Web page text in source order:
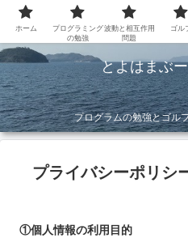
とよはまぶ
プログラムの勉強とゴル
プライバシーポリシ
①個人情報の利用目的
ホーム
プログラミング
の勉強
波動と相互作用
問題
ゴル